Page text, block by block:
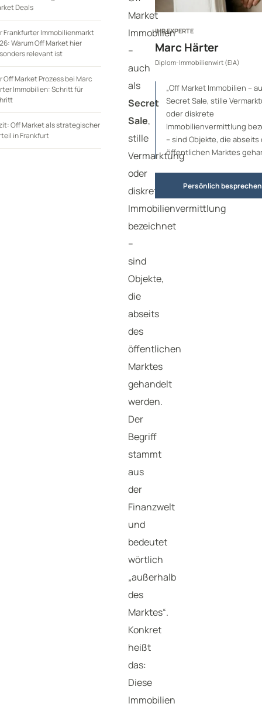
Deals
Frankfurter Immobilienmarkt
Warum Off Market hier
relevant ist
Off Market Prozess bei Marc
Immobilien: Schritt für
Off Market als strategischer
in Frankfurt
Market
Immobilien
–
auch
als
Secret
Sale,
stille
Vermarktung
oder
diskrete
Immobilienvermittlung
bezeichnet
–
sind
Objekte,
die
abseits
des
öffentlichen
Marktes
gehandelt
werden.
Der
Begriff
stammt
aus
der
Finanzwelt
und
bedeutet
wörtlich
„außerhalb
des
Marktes“.
Konkret
heißt
das:
Diese
Immobilien
IHR EXPERTE
Marc Härter
Diplom-Immobilienwirt (EIA)
„Off Market Immobilien –
Secret Sale, stille
oder diskrete
Immobilienvermittlung
– sind Objekte, die abseits
öffentlichen Marktes
Persönlich besprechen